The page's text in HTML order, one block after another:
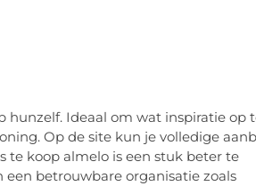
hunzelf. Ideaal om wat inspiratie op
Op de site kun je volledige
te koop almelo is een stuk beter te
betrouwbare organisatie zoals